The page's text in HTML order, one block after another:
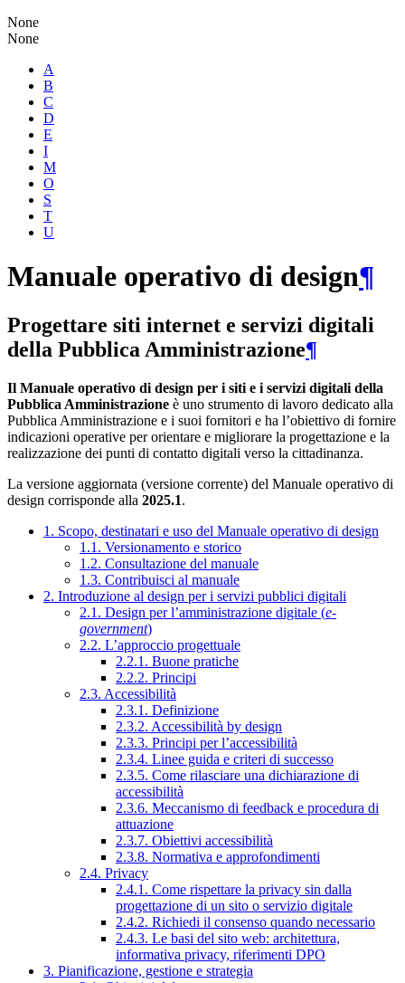
None
None
A
B
C
D
E
I
M
O
S
T
U
Manuale operativo di design¶
Progettare siti internet e servizi digitali
della Pubblica Amministrazione¶
Il Manuale operativo di design per i siti e i servizi digitali della
Pubblica Amministrazione è uno strumento di lavoro dedicato alla
Pubblica Amministrazione e i suoi fornitori e ha l’obiettivo di fornire
indicazioni operative per orientare e migliorare la progettazione e la
realizzazione dei punti di contatto digitali verso la cittadinanza.
La versione aggiornata (versione corrente) del Manuale operativo di
design corrisponde alla 2025.1.
1. Scopo, destinatari e uso del Manuale operativo di design
1.1. Versionamento e storico
1.2. Consultazione del manuale
1.3. Contribuisci al manuale
2. Introduzione al design per i servizi pubblici digitali
2.1. Design per l’amministrazione digitale (e-
government)
2.2. L’approccio progettuale
2.2.1. Buone pratiche
2.2.2. Principi
2.3. Accessibilità
2.3.1. Definizione
2.3.2. Accessibilità by design
2.3.3. Principi per l’accessibilità
2.3.4. Linee guida e criteri di successo
2.3.5. Come rilasciare una dichiarazione di
accessibilità
2.3.6. Meccanismo di feedback e procedura di
attuazione
2.3.7. Obiettivi accessibilità
2.3.8. Normativa e approfondimenti
2.4. Privacy
2.4.1. Come rispettare la privacy sin dalla
progettazione di un sito o servizio digitale
2.4.2. Richiedi il consenso quando necessario
2.4.3. Le basi del sito web: architettura,
informativa privacy, riferimenti DPO
3. Pianificazione, gestione e strategia